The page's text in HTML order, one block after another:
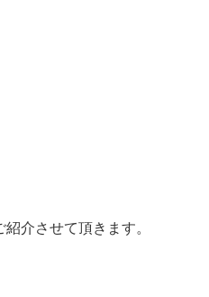
介させて頂きます。